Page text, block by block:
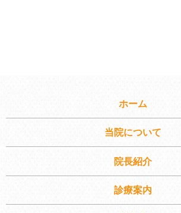
ホーム
当院について
院長紹介
診療案内